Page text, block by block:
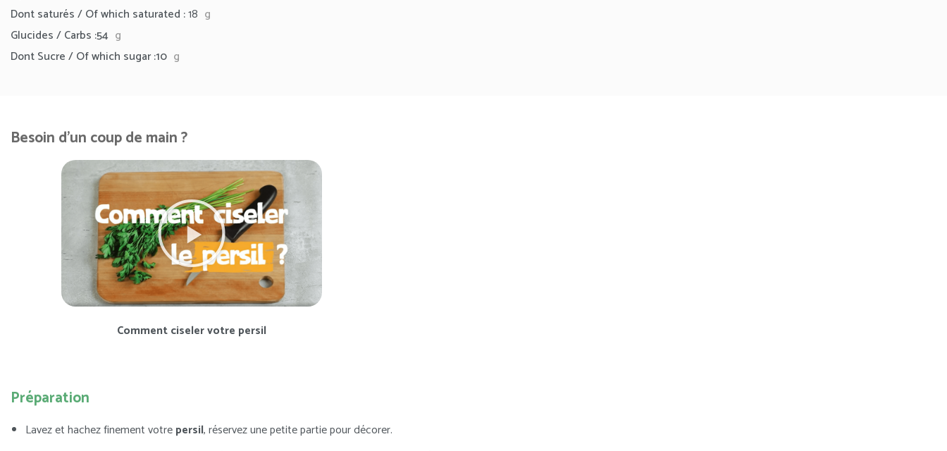
Dont saturés / Of which saturated :18 g
Glucides / Carbs :54 g
Dont Sucre / Of which sugar :10 g
Besoin d'un coup de main ?
Comment ciseler votre persil
Préparation
Lavez et hachez finement votrepersil, réservez une petite partie pour décorer.